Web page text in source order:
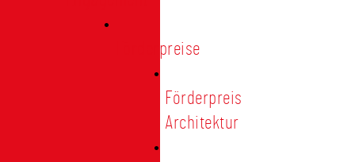
Förderpreise
Förderpreis
Architektur